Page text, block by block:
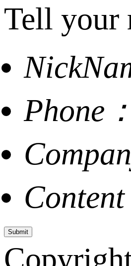
Tell your
Phone：
Content